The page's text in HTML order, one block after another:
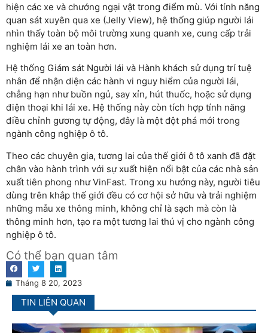
hiện các xe và chướng ngại vật trong điểm mù. Với tính năng
quan sát xuyên qua xe (Jelly View), hệ thống giúp người lái
nhìn thấy toàn bộ môi trường xung quanh xe, cung cấp trải
nghiệm lái xe an toàn hơn.
Hệ thống Giám sát Người lái và Hành khách sử dụng trí tuệ
nhân để nhận diện các hành vi nguy hiểm của người lái,
chẳng hạn như buồn ngủ, say xỉn, hút thuốc, hoặc sử dụng
điện thoại khi lái xe. Hệ thống này còn tích hợp tính năng
điều chỉnh gương tự động, đây là một đột phá mới trong
ngành công nghiệp ô tô.
Theo các chuyên gia, tương lai của thế giới ô tô xanh đã đặt
chân vào hành trình với sự xuất hiện nổi bật của các nhà sản
xuất tiên phong như VinFast. Trong xu hướng này, người tiêu
dùng trên khắp thế giới đều có cơ hội sở hữu và trải nghiệm
những mẫu xe thông minh, không chỉ là sạch mà còn là
thông minh hơn, tạo ra một tương lai thú vị cho ngành công
nghiệp ô tô.
Có thể bạn quan tâm
Tháng 8 20, 2023
TIN LIÊN QUAN